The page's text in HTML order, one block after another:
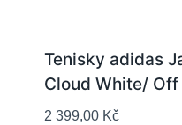
Tenisky adidas
Cloud White/ Off
2 399,00 Kč